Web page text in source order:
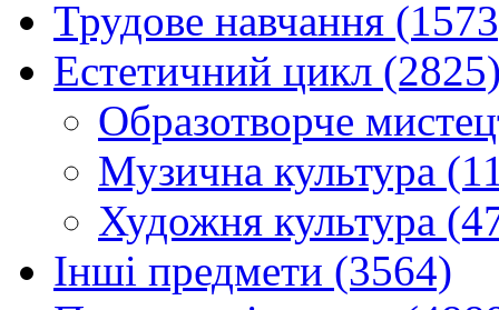
Трудове навчання
Естетичний цикл
Образотворче
Музична культура
Художня культура
Інші предмети (3564)